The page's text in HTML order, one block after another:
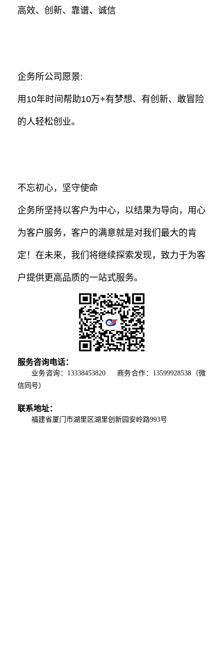
高效、创新、靠谱、诚信
企务所公司愿景:
用10年时间帮助10万+有梦想、有创新、敢冒险
的人轻松创业。
不忘初心，坚守使命
企务所坚持以客户为中心，以结果为导向，用心
为客户服务，客户的满意就是对我们最大的肯
定！在未来，我们将继续探索发现，致力于为客
户提供更高品质的一站式服务。
服务咨询电话：
业务咨询：13338453820 商务合作：13599928538（微
信同号）
联系地址：
福建省厦门市湖里区湖里创新园安岭路993号